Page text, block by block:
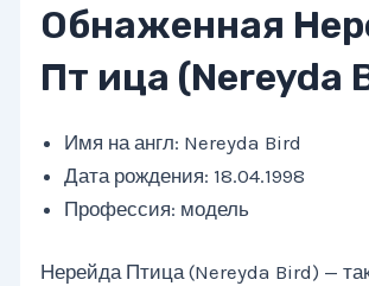
Обнаженная
Пт ица (Nereyda
Имя на англ: Nereyda Bird
Дата рождения: 18.04.1998
Профессия: модель
Нерейда Птица (Nereyda Bird) —